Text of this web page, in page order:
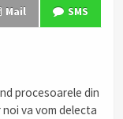
Mail SMS
procesoarele din
va vom delecta